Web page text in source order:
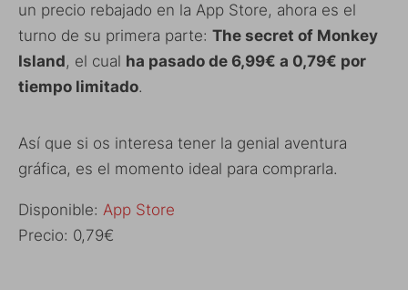
un precio rebajado en la App Store, ahora es el
turno de su primera parte: The secret of Monkey
Island, el cual ha pasado de 6,99€ a 0,79€ por
tiempo limitado.
Así que si os interesa tener la genial aventura
gráfica, es el momento ideal para comprarla.
Disponible: App Store
Precio: 0,79€